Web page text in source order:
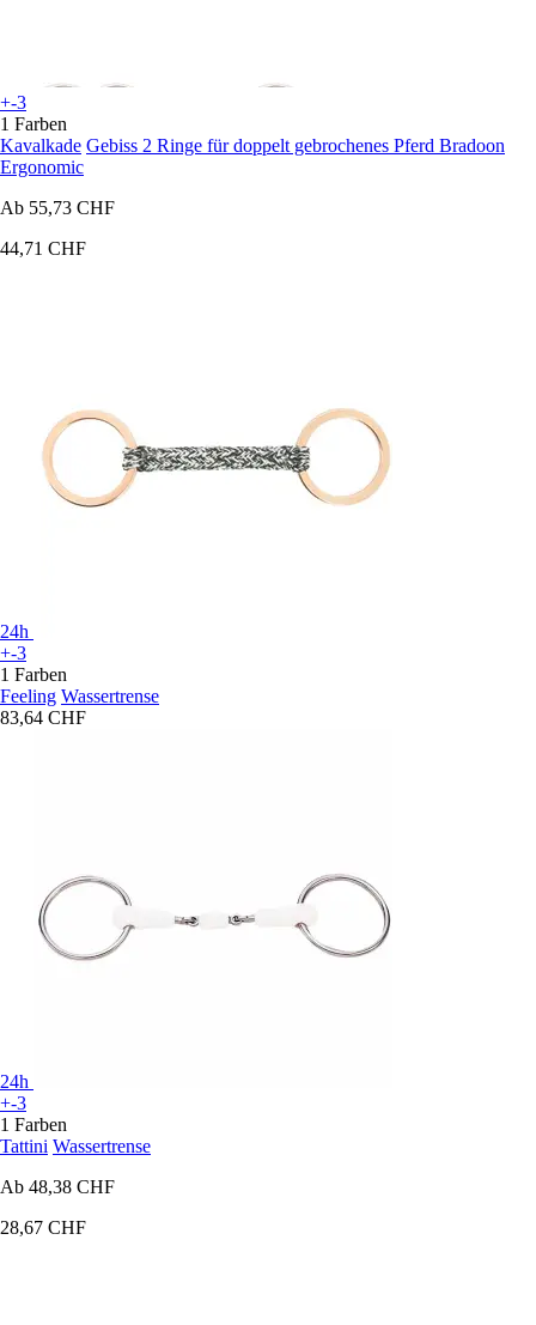
+-3
1 Farben
Kavalkade Gebiss 2 Ringe für doppelt gebrochenes Pferd Bradoon
Ergonomic
Ab 55,73 CHF
44,71 CHF
24h
+-3
1 Farben
Feeling Wassertrense
83,64 CHF
24h
+-3
1 Farben
Tattini Wassertrense
Ab 48,38 CHF
28,67 CHF